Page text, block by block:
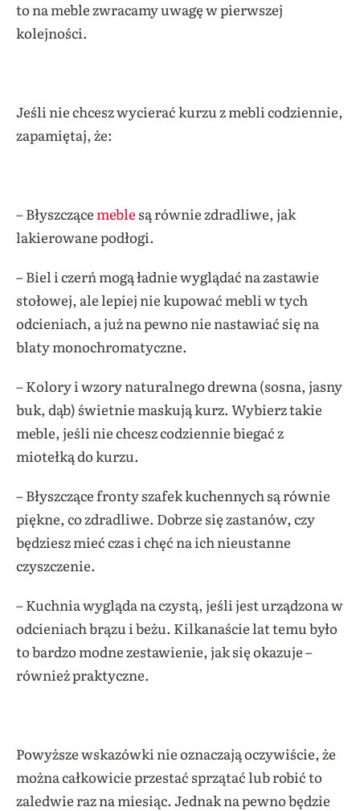
to na meble zwracamy uwagę w pierwszej
kolejności.
Jeśli nie chcesz wycierać kurzu z mebli codziennie,
zapamiętaj, że:
– Błyszczące meble są równie zdradliwe, jak
lakierowane podłogi.
– Biel i czerń mogą ładnie wyglądać na zastawie
stołowej, ale lepiej nie kupować mebli w tych
odcieniach, a już na pewno nie nastawiać się na
blaty monochromatyczne.
– Kolory i wzory naturalnego drewna (sosna, jasny
buk, dąb) świetnie maskują kurz. Wybierz takie
meble, jeśli nie chcesz codziennie biegać z
miotełką do kurzu.
– Błyszczące fronty szafek kuchennych są równie
piękne, co zdradliwe. Dobrze się zastanów, czy
będziesz mieć czas i chęć na ich nieustanne
czyszczenie.
– Kuchnia wygląda na czystą, jeśli jest urządzona w
odcieniach brązu i beżu. Kilkanaście lat temu było
to bardzo modne zestawienie, jak się okazuje –
również praktyczne.
Powyższe wskazówki nie oznaczają oczywiście, że
można całkowicie przestać sprzątać lub robić to
zaledwie raz na miesiąc. Jednak na pewno będzie